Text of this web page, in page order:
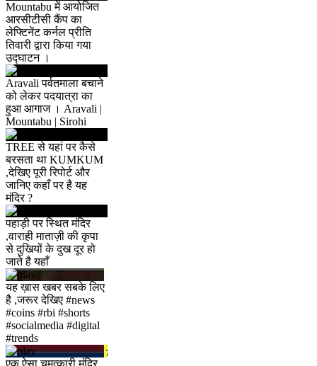
Mountabu में आयोजित
आरसीटीसी कैंप का
लेफ्टिनेंट कर्नल प्रीति
तिवारी द्वारा किया गया
उद्घाटन ।
Aravali पर्वतमाला बचाने
को लेकर पदयात्रा का
हुआ आगाज । Aravali |
Mountabu | Sirohi
TREE से यहां पर कैसे
बरसता था KUMKUM
,देखिए पूरी रिपोर्ट और
जानिए कहाँ पर है यह
मंदिर ?
पहाड़ी पर स्थित मंदिर
,वाराही माताज़ी की कृपा
से दुखियों के दुख दूर हो
जाते है यहाँ
यह ख़ास खबर सबके लिए
है ,जरूर देखिए #news
#coins #rbi #shorts
#socialmedia #digital
#trends